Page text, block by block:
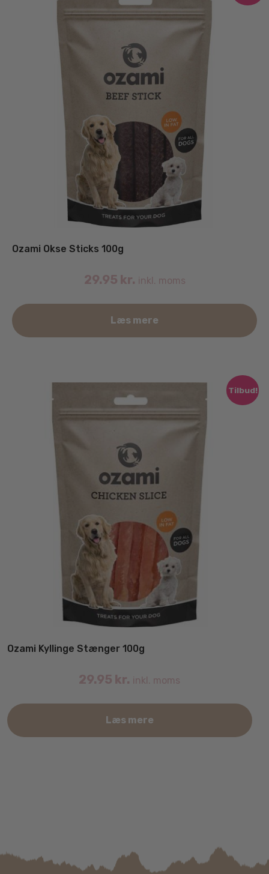
Ozami Okse Sticks 100g
29.95 kr. inkl. moms
Læs mere
Tilbud!
Ozami Kyllinge Stænger 100g
29.95 kr. inkl. moms
Læs mere